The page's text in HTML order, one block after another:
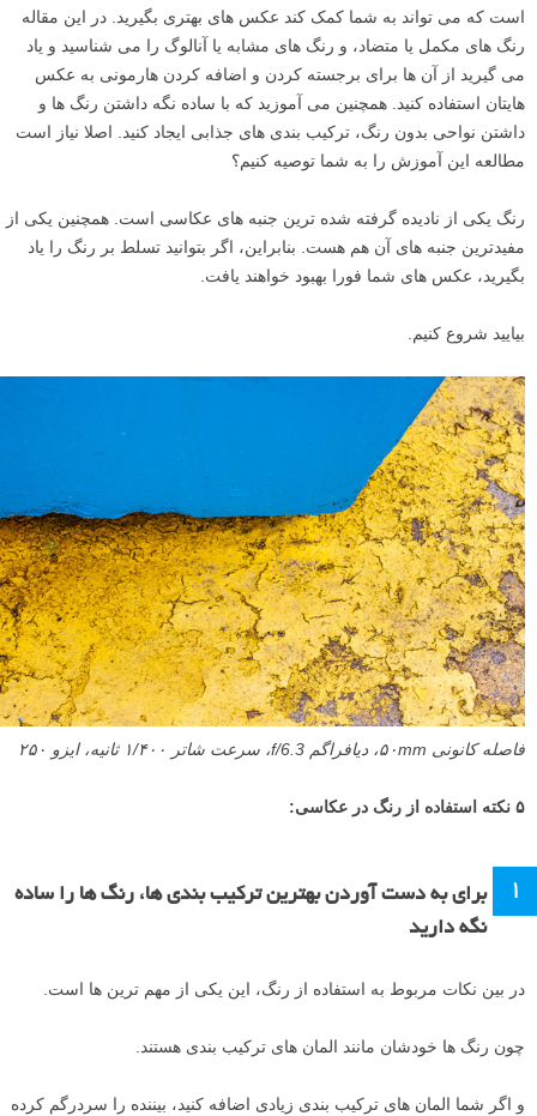
است که می تواند به شما کمک کند عکس های بهتری بگیرید. در این مقاله
رنگ های مکمل یا متضاد، و رنگ های مشابه یا آنالوگ را می شناسید و یاد
می گیرید از آن ها برای برجسته کردن و اضافه کردن هارمونی به عکس
هایتان استفاده کنید. همچنین می آموزید که با ساده نگه داشتن رنگ ها و
داشتن نواحی بدون رنگ، ترکیب بندی های جذابی ایجاد کنید. اصلا نیاز است
مطالعه این آموزش را به شما توصیه کنیم؟
رنگ یکی از نادیده گرفته شده ترین جنبه های عکاسی است. همچنین یکی از
مفیدترین جنبه های آن هم هست. بنابراین، اگر بتوانید تسلط بر رنگ را یاد
بگیرید، عکس های شما فورا بهبود خواهند یافت.
بیایید شروع کنیم.
فاصله کانونی ۵۰mm، دیافراگم f/6.3، سرعت شاتر ۱/۴۰۰ ثانیه، ایزو ۲۵۰
۵ نکته استفاده از رنگ در عکاسی:
۱
برای به دست آوردن بهترین ترکیب بندی ها، رنگ ها را ساده
نگه دارید
در بین نکات مربوط به استفاده از رنگ، این یکی از مهم ترین ها است.
چون رنگ ها خودشان مانند المان های ترکیب بندی هستند.
و اگر شما المان های ترکیب بندی زیادی اضافه کنید، بیننده را سردرگم کرده